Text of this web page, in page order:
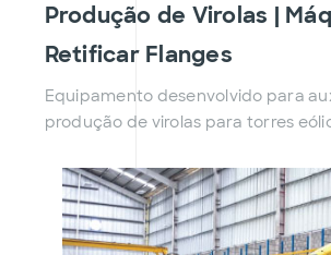
Produção de Virolas |
Retificar Flanges
Equipamento desenvolvido para
produção de virolas para torres